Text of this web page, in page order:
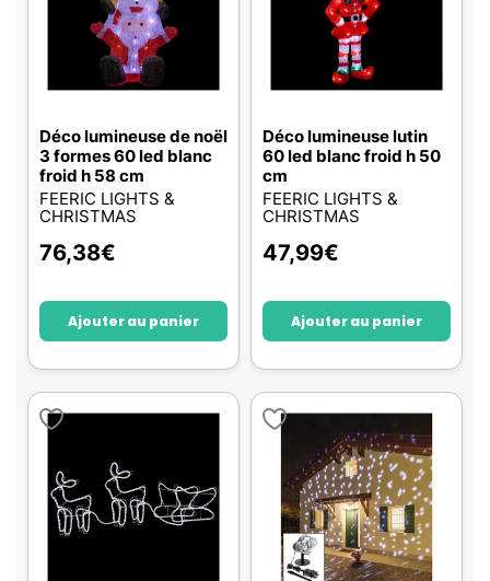
Déco lumineuse de noël
3 formes 60 led blanc
froid h 58 cm
FEERIC LIGHTS &
CHRISTMAS
76,38€
Ajouter au panier
Déco lumineuse lutin
60 led blanc froid h 50
cm
FEERIC LIGHTS &
CHRISTMAS
47,99€
Ajouter au panier